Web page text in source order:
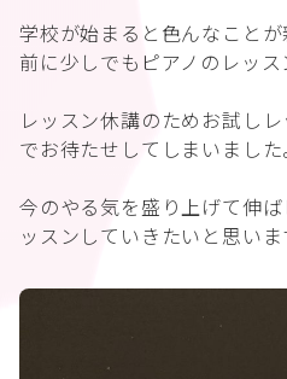
学校が始まると色んなこと
前に少しでもピアノのレッス
レッスン休講のためお試し
でお待たせしてしまいました
今のやる気を盛り上げて伸
ッスンしていきたいと思い